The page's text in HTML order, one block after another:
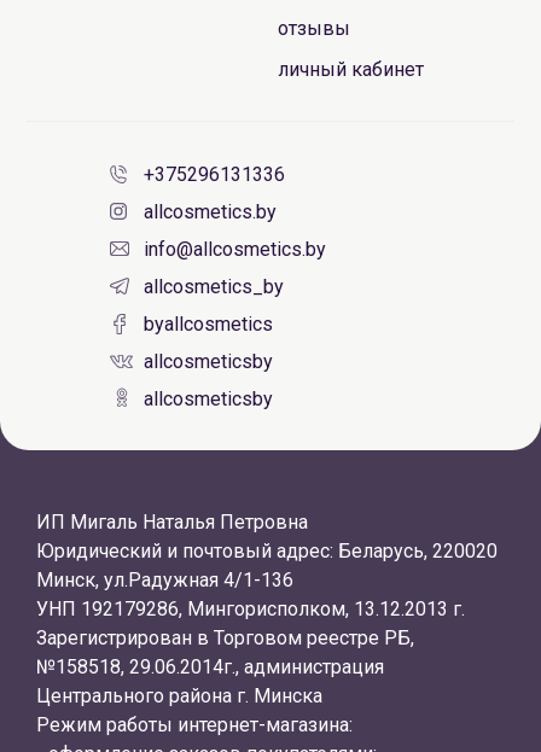
отзывы
личный кабинет
+375296131336
allcosmetics.by
info@allcosmetics.by
allcosmetics_by
byallcosmetics
allcosmeticsby
allcosmeticsby
ИП Мигаль Наталья Петровна
Юридический и почтовый адрес: Беларусь, 220020
Минск, ул.Радужная 4/1-136
УНП 192179286, Мингорисполком, 13.12.2013 г.
Зарегистрирован в Торговом реестре РБ,
№158518, 29.06.2014г., администрация
Центрального района г. Минска
Режим работы интернет-магазина: